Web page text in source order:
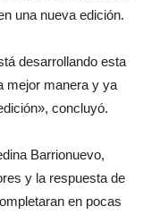
una nueva edición.
desarrollando esta
mejor manera y ya
concluyó.
Barrionuevo,
y la respuesta de
en pocas